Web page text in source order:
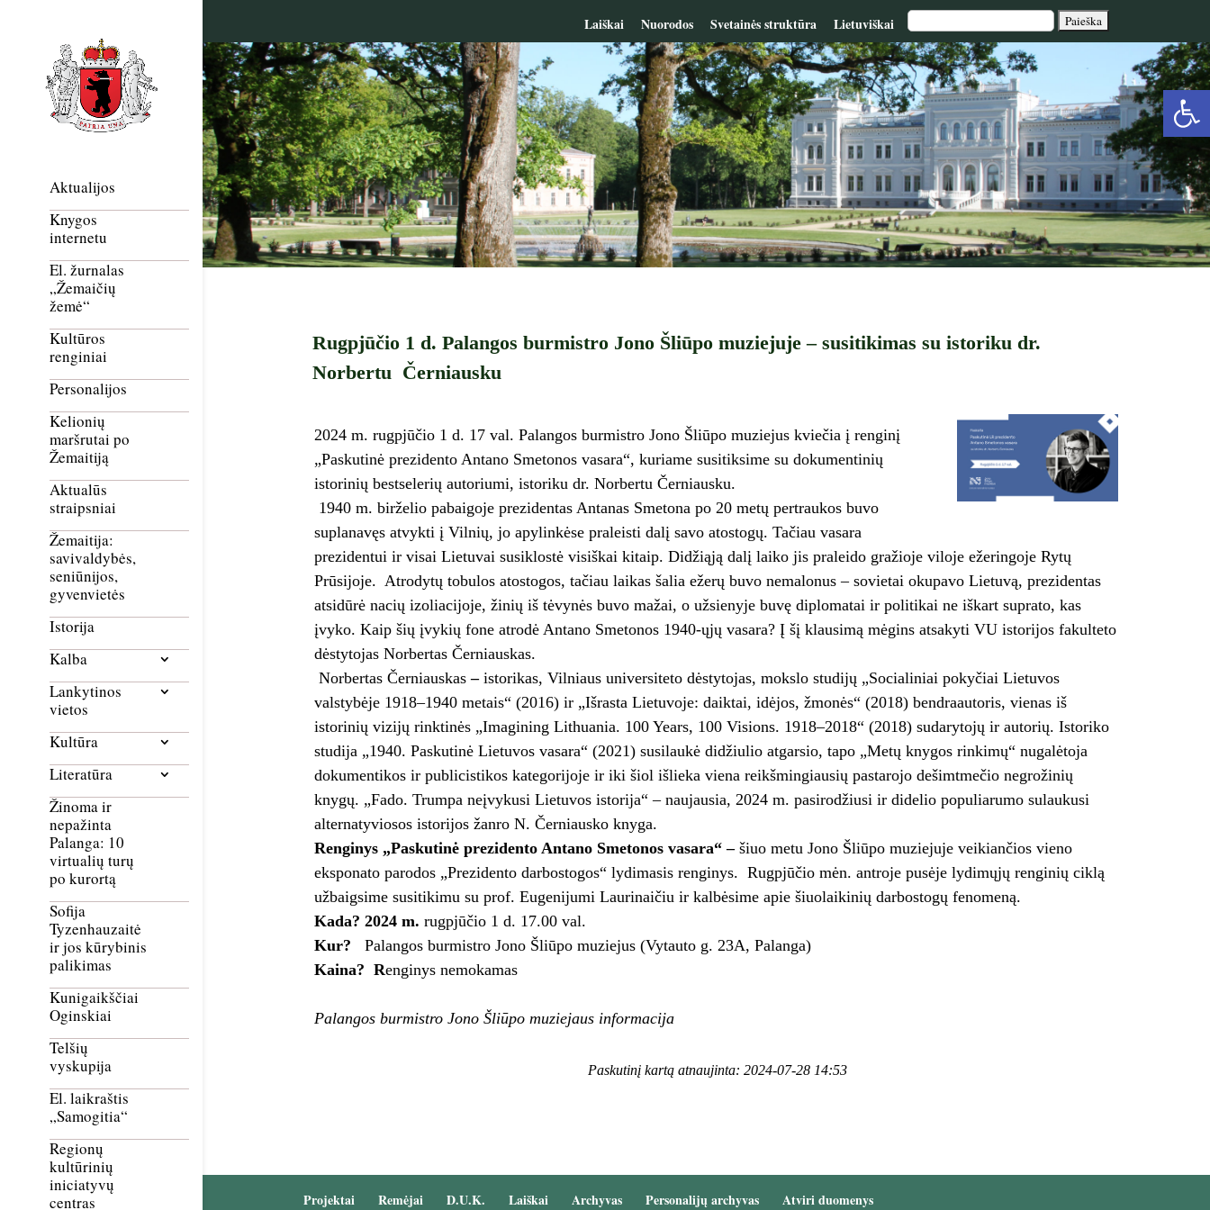
Laiškai Nuorodos Svetainės struktūra Lietuviškai
Aktualijos
Knygos
internetu
El. žurnalas
„Žemaičių
žemė“
Kultūros
renginiai
Personalijos
Kelionių
maršrutai po
Žemaitiją
Aktualūs
straipsniai
Žemaitija:
savivaldybės,
seniūnijos,
gyvenvietės
Istorija
Kalba
Lankytinos
vietos
Kultūra
Literatūra
Žinoma ir
nepažinta
Palanga: 10
virtualių turų
po kurortą
Sofija
Tyzenhauzaitė
ir jos kūrybinis
palikimas
Kunigaikščiai
Oginskiai
Telšių
vyskupija
El. laikraštis
„Samogitia“
Regionų
kultūrinių
iniciatyvų
centras
Rugpjūčio 1 d. Palangos burmistro Jono Šliūpo muziejuje – susitikimas su istoriku dr.
Norbertu Černiausku
2024 m. rugpjūčio 1 d. 17 val. Palangos burmistro Jono Šliūpo muziejus kviečia į renginį
„Paskutinė prezidento Antano Smetonos vasara“, kuriame susitiksime su dokumentinių
istorinių bestselerių autoriumi, istoriku dr. Norbertu Černiausku.
1940 m. birželio pabaigoje prezidentas Antanas Smetona po 20 metų pertraukos buvo
suplanavęs atvykti į Vilnių, jo apylinkėse praleisti dalį savo atostogų. Tačiau vasara
prezidentui ir visai Lietuvai susiklostė visiškai kitaip. Didžiąją dalį laiko jis praleido gražioje viloje ežeringoje Rytų
Prūsijoje. Atrodytų tobulos atostogos, tačiau laikas šalia ežerų buvo nemalonus – sovietai okupavo Lietuvą, prezidentas
atsidūrė nacių izoliacijoje, žinių iš tėvynės buvo mažai, o užsienyje buvę diplomatai ir politikai ne iškart suprato, kas
įvyko. Kaip šių įvykių fone atrodė Antano Smetonos 1940-ųjų vasara? Į šį klausimą mėgins atsakyti VU istorijos fakulteto
dėstytojas Norbertas Černiauskas.
Norbertas Černiauskas– istorikas, Vilniaus universiteto dėstytojas, mokslo studijų „Socialiniai pokyčiai Lietuvos
valstybėje 1918–1940 metais“ (2016) ir „Išrasta Lietuvoje: daiktai, idėjos, žmonės“ (2018) bendraautoris, vienas iš
istorinių vizijų rinktinės „Imagining Lithuania. 100 Years, 100 Visions. 1918–2018“ (2018) sudarytojų ir autorių. Istoriko
studija „1940. Paskutinė Lietuvos vasara“ (2021) susilaukė didžiulio atgarsio, tapo „Metų knygos rinkimų“ nugalėtoja
dokumentikos ir publicistikos kategorijoje ir iki šiol išlieka viena reikšmingiausių pastarojo dešimtmečio negrožinių
knygų. „Fado. Trumpa neįvykusi Lietuvos istorija“ – naujausia, 2024 m. pasirodžiusi ir didelio populiarumo sulaukusi
alternatyviosos istorijos žanro N. Černiausko knyga.
Renginys „Paskutinė prezidento Antano Smetonos vasara“ – šiuo metu Jono Šliūpo muziejuje veikiančios vieno
eksponato parodos „Prezidento darbostogos“ lydimasis renginys. Rugpjūčio mėn. antroje pusėje lydimųjų renginių ciklą
užbaigsime susitikimu su prof. Eugenijumi Laurinaičiu ir kalbėsime apie šiuolaikinių darbostogų fenomeną.
Kada? 2024 m. rugpjūčio 1 d. 17.00 val.
Kur?
Palangos burmistro Jono Šliūpo muziejus (Vytauto g. 23A, Palanga)
Kaina? Renginys nemokamas
Palangos burmistro Jono Šliūpo muziejaus informacija
Paskutinį kartą atnaujinta: 2024-07-28 14:53
Projektai Remėjai D.U.K. Laiškai Archyvas Personalijų archyvas Atviri duomenys